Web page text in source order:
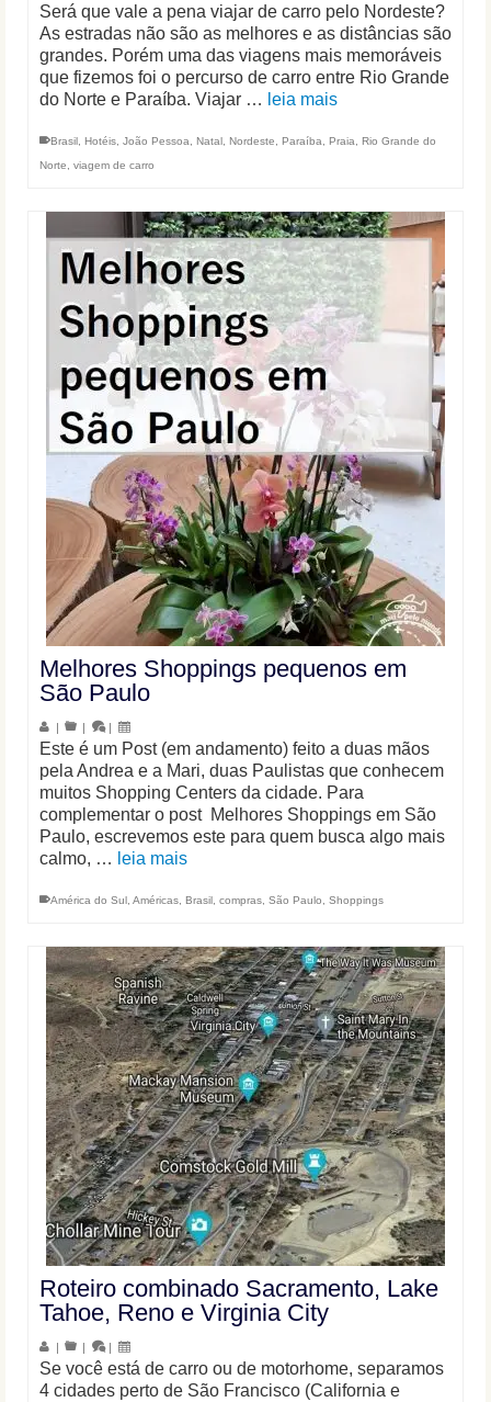
Será que vale a pena viajar de carro pelo Nordeste?
As estradas não são as melhores e as distâncias são
grandes. Porém uma das viagens mais memoráveis
que fizemos foi o percurso de carro entre Rio Grande
do Norte e Paraíba. Viajar … leia mais
Brasil Hotéis João Pessoa Natal Nordeste Paraíba Praia
Rio Grande do
Norte
viagem de carro
Melhores Shoppings pequenos em
São Paulo
| | |
Este é um Post (em andamento) feito a duas mãos
pela Andrea e a Mari, duas Paulistas que conhecem
muitos Shopping Centers da cidade. Para
complementar o post Melhores Shoppings em São
Paulo, escrevemos este para quem busca algo mais
calmo, … leia mais
América do Sul Américas Brasil compras São Paulo Shoppings
Roteiro combinado Sacramento, Lake
Tahoe, Reno e Virginia City
| | |
Se você está de carro ou de motorhome, separamos
4 cidades perto de São Francisco (California e